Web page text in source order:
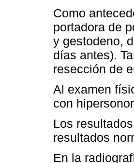
Como
portadora de
y gestodeno,
días antes).
resección de
Al examen
con
Los
resultados
En la